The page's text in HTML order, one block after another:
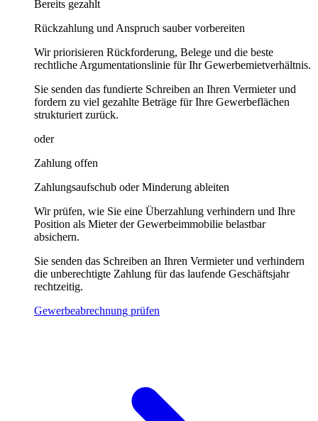
Bereits gezahlt
Rückzahlung und Anspruch sauber vorbereiten
Wir priorisieren Rückforderung, Belege und die beste
rechtliche Argumentationslinie für Ihr Gewerbemietverhältnis.
Sie senden das fundierte Schreiben an Ihren Vermieter und
fordern zu viel gezahlte Beträge für Ihre Gewerbeflächen
strukturiert zurück.
oder
Zahlung offen
Zahlungsaufschub oder Minderung ableiten
Wir prüfen, wie Sie eine Überzahlung verhindern und Ihre
Position als Mieter der Gewerbeimmobilie belastbar
absichern.
Sie senden das Schreiben an Ihren Vermieter und verhindern
die unberechtigte Zahlung für das laufende Geschäftsjahr
rechtzeitig.
Gewerbeabrechnung prüfen